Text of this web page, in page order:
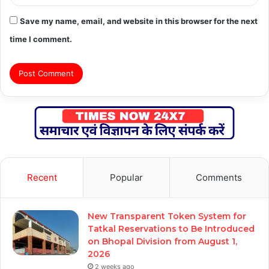
Save my name, email, and website in this browser for the next
time I comment.
Recent Popular Comments
New Transparent Token System for
Tatkal Reservations to Be Introduced
on Bhopal Division from August 1,
2026
2 weeks ago